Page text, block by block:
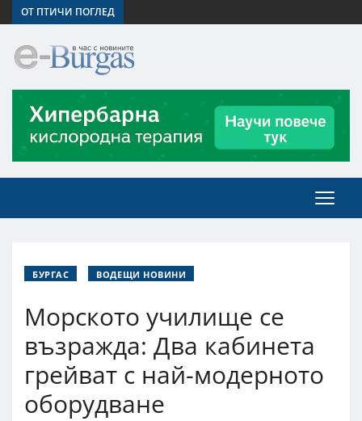
ОТ ПТИЧИ ПОГЛЕД
БУРГАС ВОДЕЩИ НОВИНИ
Морското училище се
възражда: Два кабинета
грейват с най-модерното
оборудване